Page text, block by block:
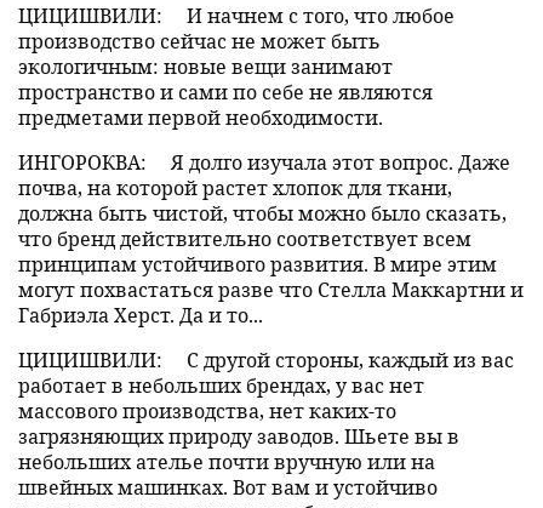
ЦИЦИШВИЛИ:
И начнем с того, что любое
производство сейчас не может быть
экологичным: новые вещи занимают
пространство и сами по себе не являются
предметами первой необходимости.
ИНГОРОКВА:
Я долго изучала этот вопрос. Даже
почва, на которой растет хлопок для ткани,
должна быть чистой, чтобы можно было сказать,
что бренд действительно соответствует всем
принципам устойчивого развития. В мире этим
могут похвастаться разве что Стелла Маккартни и
Габриэла Херст. Да и то...
ЦИЦИШВИЛИ:
С другой стороны, каждый из вас
работает в небольших брендах, у вас нет
массового производства, нет каких-то
загрязняющих природу заводов. Шьете вы в
небольших ателье почти вручную или на
швейных машинках. Вот вам и устойчиво